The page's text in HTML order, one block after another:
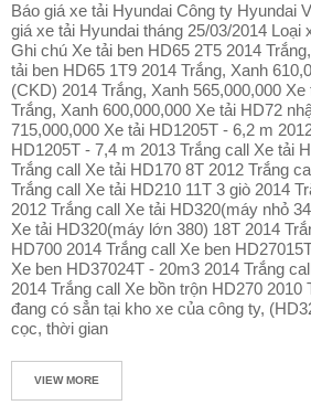
N
H
Ệ
Báo giá xe tải Hyundai Công ty Hyundai
giá xe tải Hyundai tháng 25/03/2014
Ghi chú Xe tải ben HD65 2T5 2014
tải ben HD65 1T9 2014 Trắng, Xanh
(CKD) 2014 Trắng, Xanh 565,000,000
Trắng, Xanh 600,000,000 Xe tải HD72
715,000,000 Xe tải HD1205T - 6,2 m
HD1205T - 7,4 m 2013 Trắng call Xe tải
Trắng call Xe tải HD170 8T 2012 Trắng
Trắng call Xe tải HD210 11T 3 giò 2014
2012 Trắng call Xe tải HD320(máy nhỏ
Xe tải HD320(máy lớn 380) 18T 2014
HD700 2014 Trắng call Xe ben
Xe ben HD37024T - 20m3 2014 Trắng
2014 Trắng call Xe bồn trộn HD270
đang có sẳn tại kho xe của công ty,
cọc, thời gian
VIEW MORE